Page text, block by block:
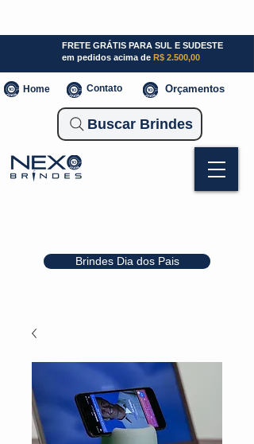
Brindes Dia dos Pais
FRETE GRÁTIS PARA SUL E SUDESTE
em pedidos acima de R$ 2.500,00
Home Contato Orçamentos
Buscar Brindes